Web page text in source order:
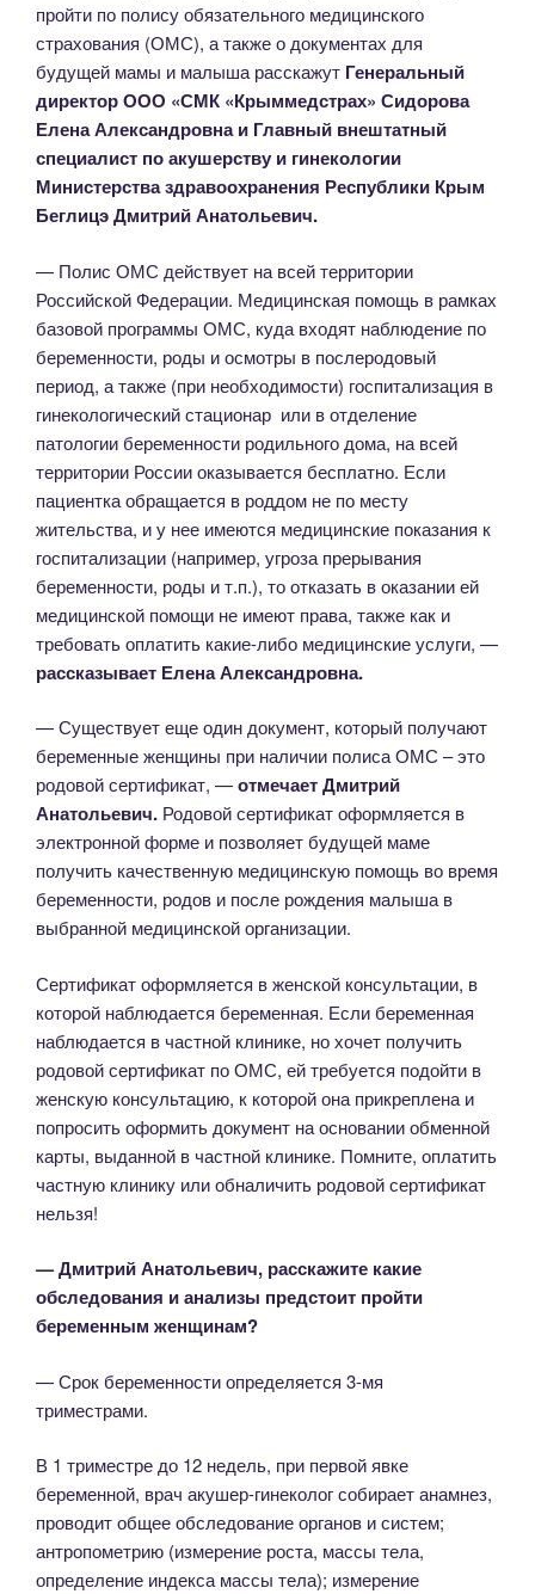
пройти по полису обязательного медицинского
страхования (ОМС), а также о документах для
будущей мамы и малыша расскажут Генеральный
директор ООО «СМК «Крыммедстрах» Сидорова
Елена Александровна и Главный внештатный
специалист по акушерству и гинекологии
Министерства здравоохранения Республики Крым
Беглицэ Дмитрий Анатольевич.
— Полис ОМС действует на всей территории
Российской Федерации. Медицинская помощь в рамках
базовой программы ОМС, куда входят наблюдение по
беременности, роды и осмотры в послеродовый
период, а также (при необходимости) госпитализация в
гинекологический стационар или в отделение
патологии беременности родильного дома, на всей
территории России оказывается бесплатно. Если
пациентка обращается в роддом не по месту
жительства, и у нее имеются медицинские показания к
госпитализации (например, угроза прерывания
беременности, роды и т.п.), то отказать в оказании ей
медицинской помощи не имеют права, также как и
требовать оплатить какие-либо медицинские услуги, —
рассказывает Елена Александровна.
— Существует еще один документ, который получают
беременные женщины при наличии полиса ОМС – это
родовой сертификат, —отмечает Дмитрий
Анатольевич. Родовой сертификат оформляется в
электронной форме и позволяет будущей маме
получить качественную медицинскую помощь во время
беременности, родов и после рождения малыша в
выбранной медицинской организации.
Сертификат оформляется в женской консультации, в
которой наблюдается беременная. Если беременная
наблюдается в частной клинике, но хочет получить
родовой сертификат по ОМС, ей требуется подойти в
женскую консультацию, к которой она прикреплена и
попросить оформить документ на основании обменной
карты, выданной в частной клинике. Помните, оплатить
частную клинику или обналичить родовой сертификат
нельзя!
— Дмитрий Анатольевич, расскажите какие
обследования и анализы предстоит пройти
беременным женщинам?
— Срок беременности определяется 3-мя
триместрами.
В 1 триместре до 12 недель, при первой явке
беременной, врач акушер-гинеколог собирает анамнез,
проводит общее обследование органов и систем;
антропометрию (измерение роста, массы тела,
определение индекса массы тела); измерение